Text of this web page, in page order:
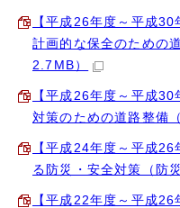
【平成26年度～平成
計画的な保全のための
2.7MB）
【平成26年度～平成
対策のための道路整備
【平成24年度～平成
る防災・安全対策（防
【平成22年度～平成